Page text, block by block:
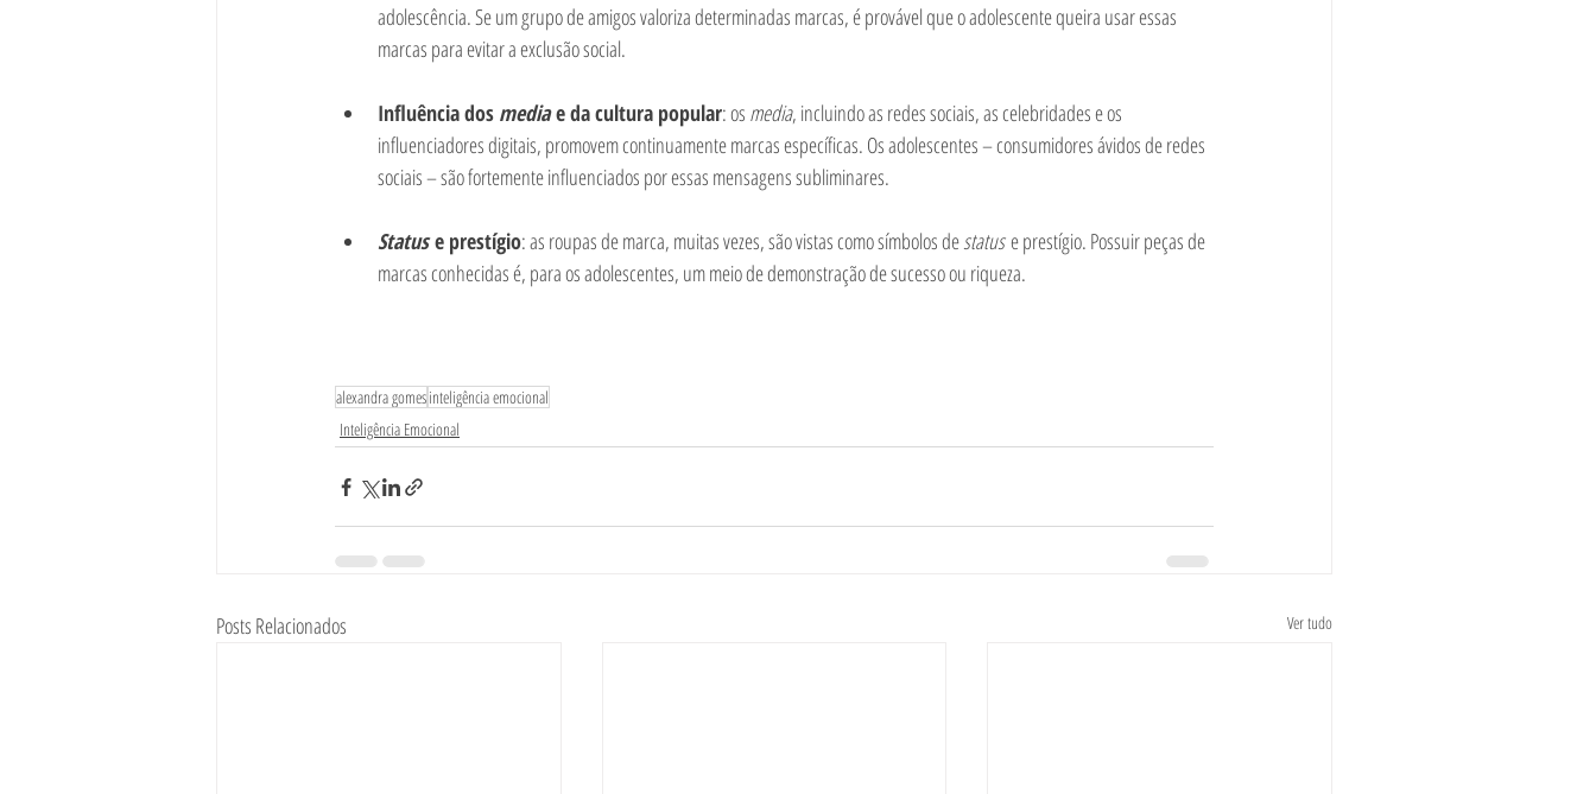
adolescência. Se um grupo de amigos valoriza determinadas marcas, é provável que o adolescente queira usar essas
marcas para evitar a exclusão social.
Influência dos media e da cultura popular: os media, incluindo as redes sociais, as celebridades e os
influenciadores digitais, promovem continuamente marcas específicas. Os adolescentes – consumidores ávidos de redes
sociais – são fortemente influenciados por essas mensagens subliminares.
Status e prestígio: as roupas de marca, muitas vezes, são vistas como símbolos de status e prestígio. Possuir peças de
marcas conhecidas é, para os adolescentes, um meio de demonstração de sucesso ou riqueza.
alexandra gomesinteligência emocional
Inteligência Emocional
Posts Relacionados Ver tudo